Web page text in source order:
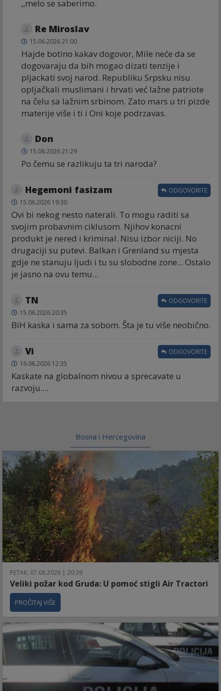
,,melo se saberimo.
Re Miroslav
15.06.2026 21:00
Hajde botino kakav dogovor, Mile neće da se
dogovaraju da bih mogao dizati tenzije i
pljackati svoj narod. Republiku Srpsku nisu
opljačkali muslimani i hrvati već lažne patriote
na čelu sa lažnim srbinom. Zato mars u tri pizde
materije više i ti i Oni koje podrzavas.
Don
15.06.2026 21:29
Po čemu se razlikuju ta tri naroda?
Hegemoni fasizam
15.06.2026 19:30
Ovi bi nekog nesto naterali. To mogu raditi sa
svojim probavnim ciklusom. Njihov konacni
produkt je nered i kriminal. Nisu izbor niciji. No
drugaciji su putevi. Balkan i Grenland su mjesta
gdje ne stanuju ljudi i tu su slobodne zone... Ostalo
je jasno na ovu temu...
ODGOVORITE
TN
15.06.2026 20:35
BiH kaska i sama za sobom. Šta je tu više neobično.
ODGOVORITE
Vi
16.06.2026 12:35
Kaskate na globalnom nivou a sprecavate u
razvoju....
ODGOVORITE
Bosna i Hercegovina
PETAK, 07.08.2026 | 20:39
Veliki požar kod Gruda: U pomoć stigli Air Tractori
PROČITAJ VIŠE